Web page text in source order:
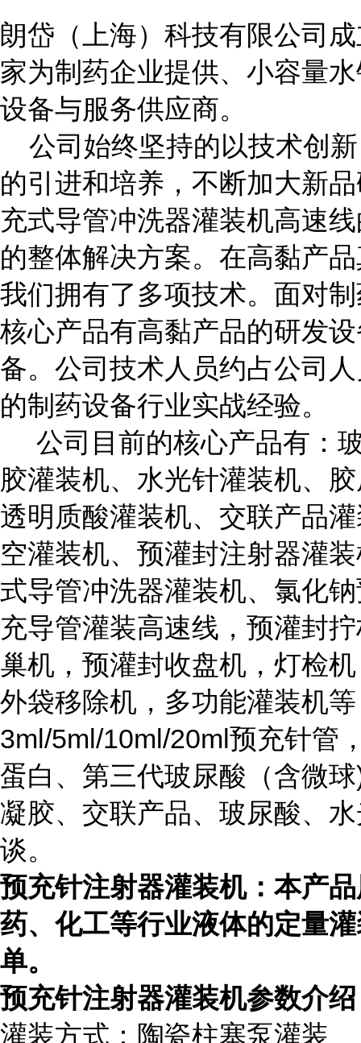
朗岱（上海）科技有限公司
家为制药企业提供、小容量
设备与服务供应商。
公司始终坚持的以技术创
的引进和培养，不断加大新
充式导管冲洗器灌装机高速
的整体解决方案。在高黏产
我们拥有了多项技术。面对
核心产品有高黏产品的研发
备。公司技术人员约占公司
的制药设备行业实战经验。
公司目前的核心产品有：
胶灌装机、水光针灌装机、
透明质酸灌装机、交联产品
空灌装机、预灌封注射器灌
式导管冲洗器灌装机、氯化
充导管灌装高速线，预灌封
巢机，预灌封收盘机，灯检
外袋移除机，多功能灌装机
3ml/5ml/10ml/20ml预充针管
蛋白、第三代玻尿酸（含微
凝胶、交联产品、玻尿酸、
谈。
预充针注射器灌装机：本产
药、化工等行业液体的定量
单。
预充针注射器灌装机参数介
灌装方式：陶瓷柱塞泵灌装